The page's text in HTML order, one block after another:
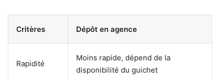
Critères Dépôt en agence
Rapidité
Moins rapide, dépend de la
disponibilité du guichet